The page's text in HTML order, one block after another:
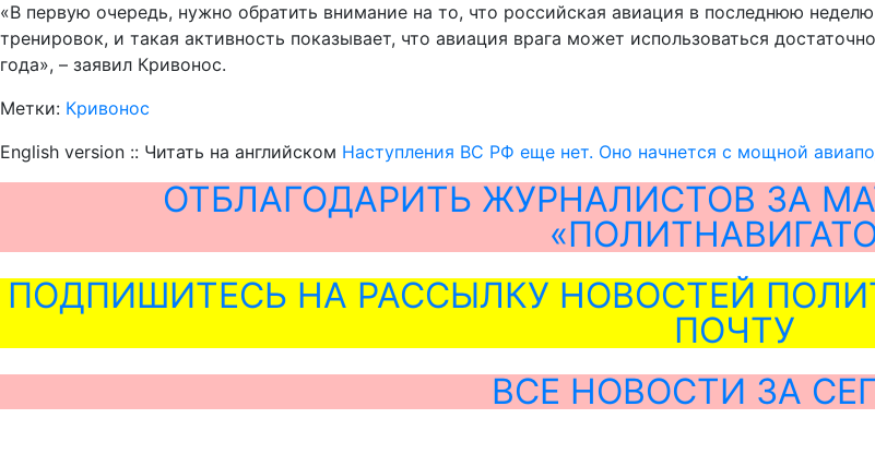
«В первую очередь, нужно обратить внимание на то, что российская авиация в последнюю
тренировок, и такая активность показывает, что авиация врага может использоваться
года», – заявил Кривонос.
Метки: Кривонос
English version :: Читать на английском Наступления ВС РФ еще нет. Оно начнется с мощной
ОТБЛАГОДАРИТЬ ЖУРНАЛИСТОВ ЗА
ПОДПИШИТЕСЬ НА РАССЫЛКУ НОВОСТЕЙ
ПОЧТУ
ВСЕ НОВОСТИ ЗА